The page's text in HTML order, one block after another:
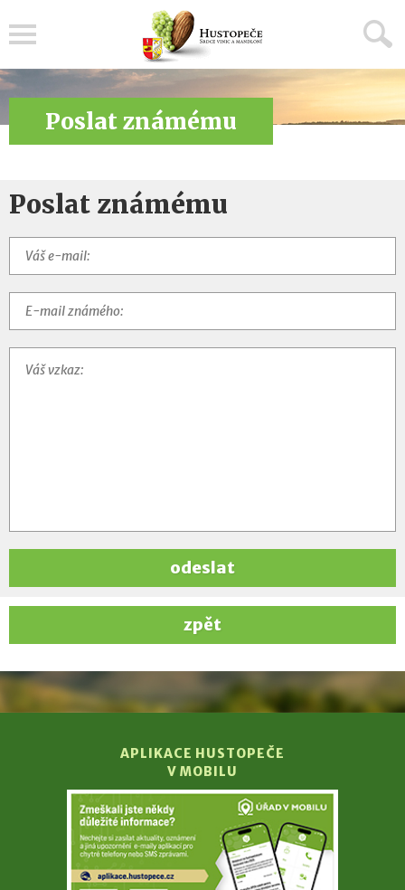
Poslat známému
Poslat známému
odeslat
zpět
APLIKACE HUSTOPEČE
V MOBILU